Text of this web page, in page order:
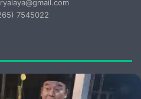
7545022